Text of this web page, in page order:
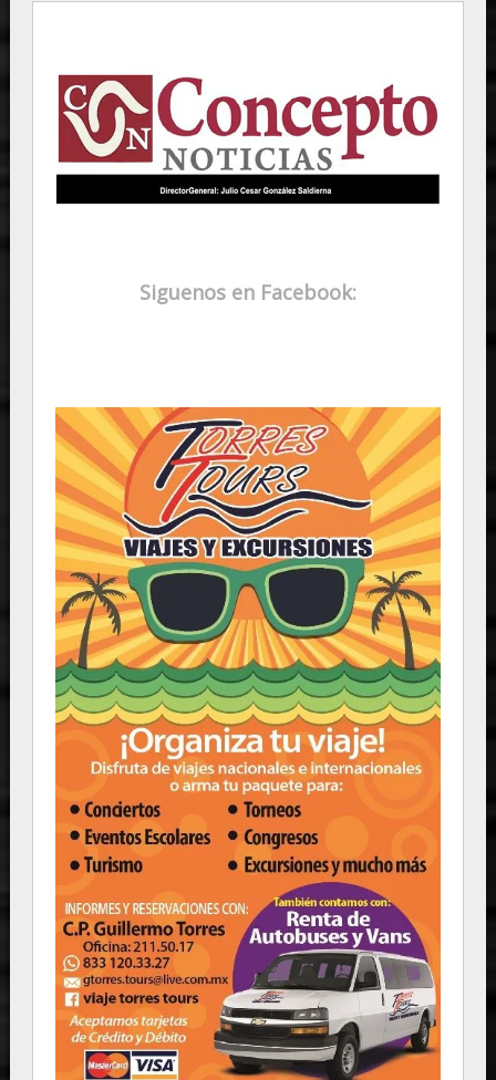
Siguenos en Facebook: